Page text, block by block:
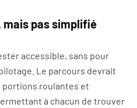
pas simplifié
accessible, sans pour
Le parcours devrait
roulantes et
à chacun de trouver